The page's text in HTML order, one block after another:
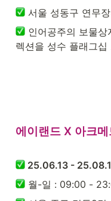
서울 성동구 연무
인어공주의 보물
렉션을 성수 플래그
에이랜드 X 아크
25.06.13 -
월-일 : 09:00 -